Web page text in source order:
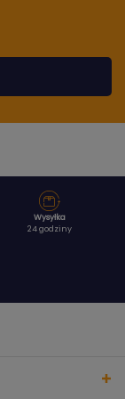
Wysyłka
24 godziny